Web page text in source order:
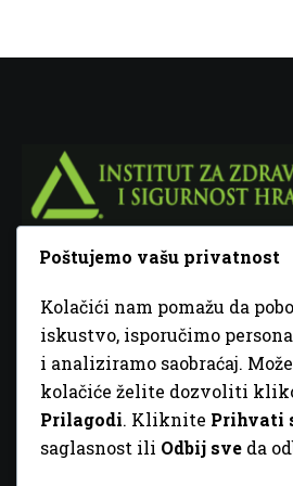
Fra Ivana Jukića br. 2, 72000 Zenica,
+387 32 448 001
info@inz.ba
http://www.inz.ba
Poštujemo vašu privatnost
Kolačići nam pomažu da
iskustvo, isporučimo
i analiziramo saobraćaj.
kolačiće želite dozvoliti
Prilagodi. Kliknite Prihvati
saglasnost ili Odbij sve da